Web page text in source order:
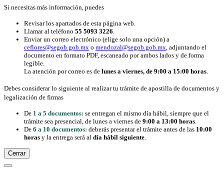
Si necesitas más información, puedes
Revisar los apartados de esta página web.
Llamar al teléfono 55 5093 3226.
Enviar un correo electrónico (elige solo una opción) a
ceflores@segob.gob.mx o mendozal@segob.gob.mx, adjuntando el
documento en formato PDF, escaneado por ambos lados y de forma
legible.
La atención por correo es de lunes a viernes, de 9:00 a 15:00 horas.
Debes considerar lo siguiente al realizar tu trámite de apostilla de documentos y
legalización de firmas
De 1 a 5 documentos: se entregan el mismo día hábil, siempre que el
trámite sea presencial, de lunes a viernes de 9:00 a 13:00 horas.
De 6 a 10 documentos: deberás presentar el trámite antes de las 10:00
horas y la entrega será al día hábil siguiente.
Cerrar